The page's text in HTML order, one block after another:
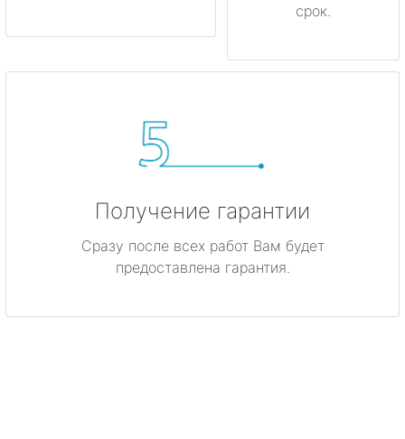
срок.
Получение гарантии
Сразу после всех работ Вам будет
предоставлена гарантия.